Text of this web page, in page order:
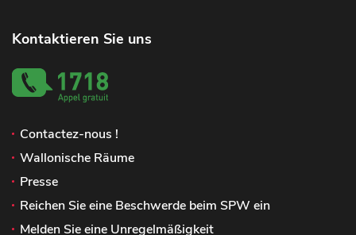
Kontaktieren Sie uns
Contactez-nous !
Wallonische Räume
Presse
Reichen Sie eine Beschwerde beim SPW ein
Melden Sie eine Unregelmäßigkeit